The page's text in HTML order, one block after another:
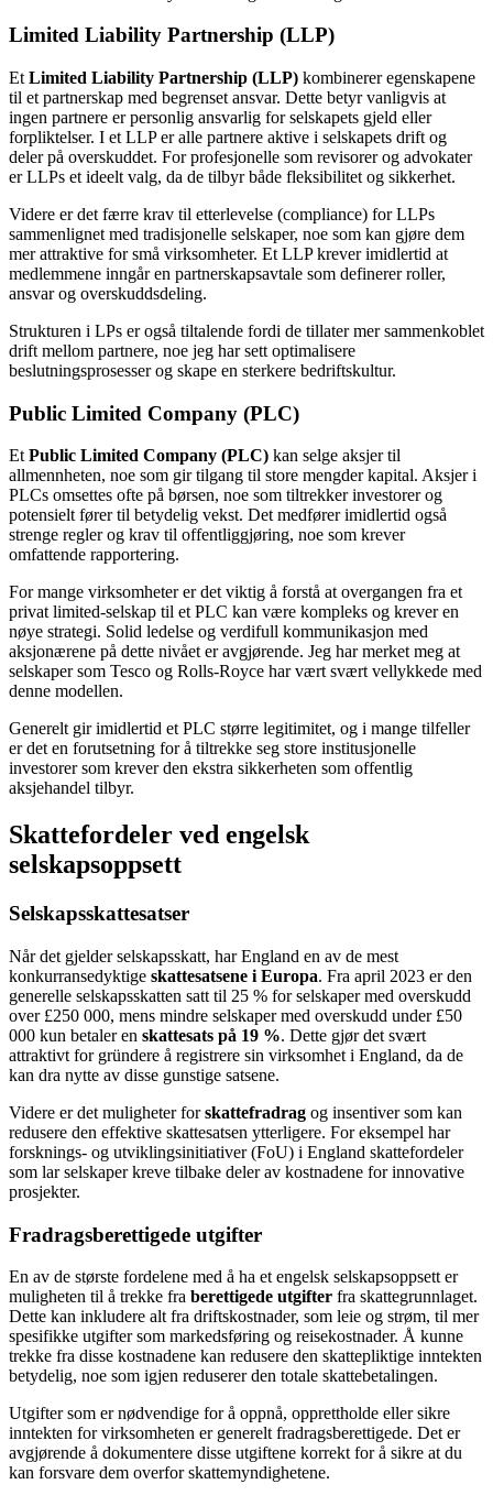
Limited Liability Partnership (LLP)
Et Limited Liability Partnership (LLP) kombinerer egenskapene
til et partnerskap med begrenset ansvar. Dette betyr vanligvis at
ingen partnere er personlig ansvarlig for selskapets gjeld eller
forpliktelser. I et LLP er alle partnere aktive i selskapets drift og
deler på overskuddet. For profesjonelle som revisorer og advokater
er LLPs et ideelt valg, da de tilbyr både fleksibilitet og sikkerhet.
Videre er det færre krav til etterlevelse (compliance) for LLPs
sammenlignet med tradisjonelle selskaper, noe som kan gjøre dem
mer attraktive for små virksomheter. Et LLP krever imidlertid at
medlemmene inngår en partnerskapsavtale som definerer roller,
ansvar og overskuddsdeling.
Strukturen i LPs er også tiltalende fordi de tillater mer sammenkoblet
drift mellom partnere, noe jeg har sett optimalisere
beslutningsprosesser og skape en sterkere bedriftskultur.
Public Limited Company (PLC)
EtPublic Limited Company (PLC) kan selge aksjer til
allmennheten, noe som gir tilgang til store mengder kapital. Aksjer i
PLCs omsettes ofte på børsen, noe som tiltrekker investorer og
potensielt fører til betydelig vekst. Det medfører imidlertid også
strenge regler og krav til offentliggjøring, noe som krever
omfattende rapportering.
For mange virksomheter er det viktig å forstå at overgangen fra et
privat limited-selskap til et PLC kan være kompleks og krever en
nøye strategi. Solid ledelse og verdifull kommunikasjon med
aksjonærene på dette nivået er avgjørende. Jeg har merket meg at
selskaper som Tesco og Rolls-Royce har vært svært vellykkede med
denne modellen.
Generelt gir imidlertid et PLC større legitimitet, og i mange tilfeller
er det en forutsetning for å tiltrekke seg store institusjonelle
investorer som krever den ekstra sikkerheten som offentlig
aksjehandel tilbyr.
Skattefordeler ved engelsk
selskapsoppsett
Selskapsskattesatser
Når det gjelder selskapsskatt, har England en av de mest
konkurransedyktige skattesatsene i Europa. Fra april 2023 er den
generelle selskapsskatten satt til 25 % for selskaper med overskudd
over £250 000, mens mindre selskaper med overskudd under £50
000 kun betaler en skattesats på 19 %. Dette gjør det svært
attraktivt for gründere å registrere sin virksomhet i England, da de
kan dra nytte av disse gunstige satsene.
Videre er det muligheter forskattefradrag og insentiver som kan
redusere den effektive skattesatsen ytterligere. For eksempel har
forsknings- og utviklingsinitiativer (FoU) i England skattefordeler
som lar selskaper kreve tilbake deler av kostnadene for innovative
prosjekter.
Fradragsberettigede utgifter
En av de største fordelene med å ha et engelsk selskapsoppsett er
muligheten til å trekke fra berettigede utgifter fra skattegrunnlaget.
Dette kan inkludere alt fra driftskostnader, som leie og strøm, til mer
spesifikke utgifter som markedsføring og reisekostnader. Å kunne
trekke fra disse kostnadene kan redusere den skattepliktige inntekten
betydelig, noe som igjen reduserer den totale skattebetalingen.
Utgifter som er nødvendige for å oppnå, opprettholde eller sikre
inntekten for virksomheten er generelt fradragsberettigede. Det er
avgjørende å dokumentere disse utgiftene korrekt for å sikre at du
kan forsvare dem overfor skattemyndighetene.